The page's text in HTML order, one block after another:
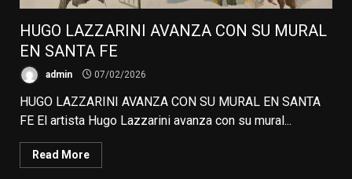
HUGO LAZZARINI AVANZA CON SU MURAL
EN SANTA FE
admin 07/02/2026
HUGO LAZZARINI AVANZA CON SU MURAL EN SANTA
FE El artista Hugo Lazzarini avanza con su mural...
Read More